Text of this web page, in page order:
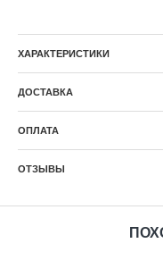
ХАРАКТЕРИСТИКИ
ДОСТАВКА
ОПЛАТА
ОТЗЫВЫ